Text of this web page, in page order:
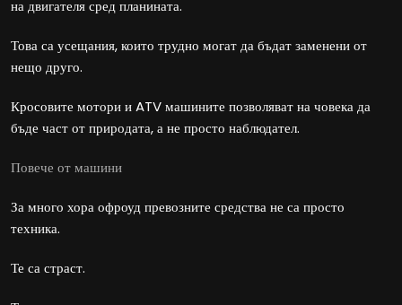
на двигателя сред планината.
Това са усещания, които трудно могат да бъдат заменени от
нещо друго.
Кросовите мотори и ATV машините позволяват на човека да
бъде част от природата, а не просто наблюдател.
Повече от машини
За много хора офроуд превозните средства не са просто
техника.
Те са страст.